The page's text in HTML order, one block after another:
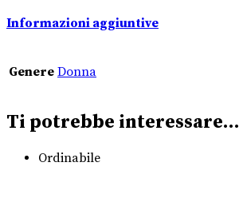
Informazioni aggiuntive
Genere Donna
Ti potrebbe interessare…
Ordinabile